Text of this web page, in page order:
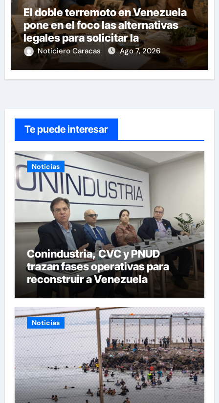
El doble terremoto en Venezuela
pone en el foco las alternativas
legales para solicitar la
nacionalidad por parte de
personas con vínculos familiares
Noticiero Caracas Ago 7, 2026
Te puede interesar
Noticias
Conindustria, CVC y PNUD
trazan fases operativas para
reconstruir a Venezuela
Noticias